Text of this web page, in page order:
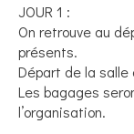
JOUR 1 :
On retrouve au
présents.
Départ de la salle
Les bagages
l’organisation.